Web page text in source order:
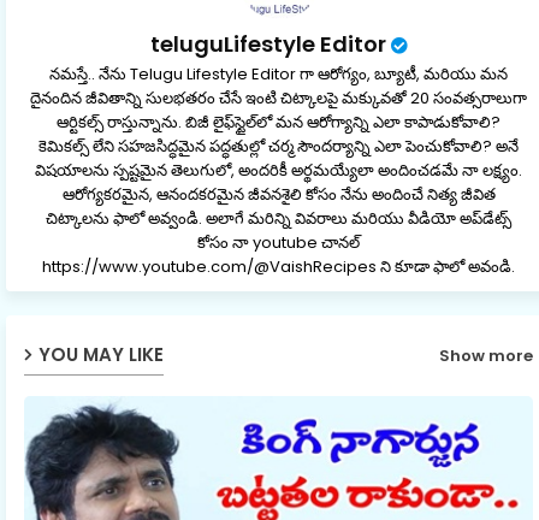
teluguLifestyle Editor
నమస్తే.. నేను Telugu Lifestyle Editor గా ఆరోగ్యం, బ్యూటీ, మరియు మన
దైనందిన జీవితాన్ని సులభతరం చేసే ఇంటి చిట్కాలపై మక్కువతో 20 సంవత్సరాలుగా
ఆర్టికల్స్ రాస్తున్నాను. బిజీ లైఫ్‌స్టైల్‌లో మన ఆరోగ్యాన్ని ఎలా కాపాడుకోవాలి?
కెమికల్స్ లేని సహజసిద్ధమైన పద్ధతుల్లో చర్మ సౌందర్యాన్ని ఎలా పెంచుకోవాలి? అనే
విషయాలను స్పష్టమైన తెలుగులో, అందరికీ అర్థమయ్యేలా అందించడమే నా లక్ష్యం.
ఆరోగ్యకరమైన, ఆనందకరమైన జీవనశైలి కోసం నేను అందించే నిత్య జీవిత
చిట్కాలను ఫాలో అవ్వండి. అలాగే మరిన్ని వివరాలు మరియు వీడియో అప్‌డేట్స్
కోసం నా youtube చానల్
https://www.youtube.com/@VaishRecipes ని కూడా ఫాలో అవండి.
YOU MAY LIKE Show more